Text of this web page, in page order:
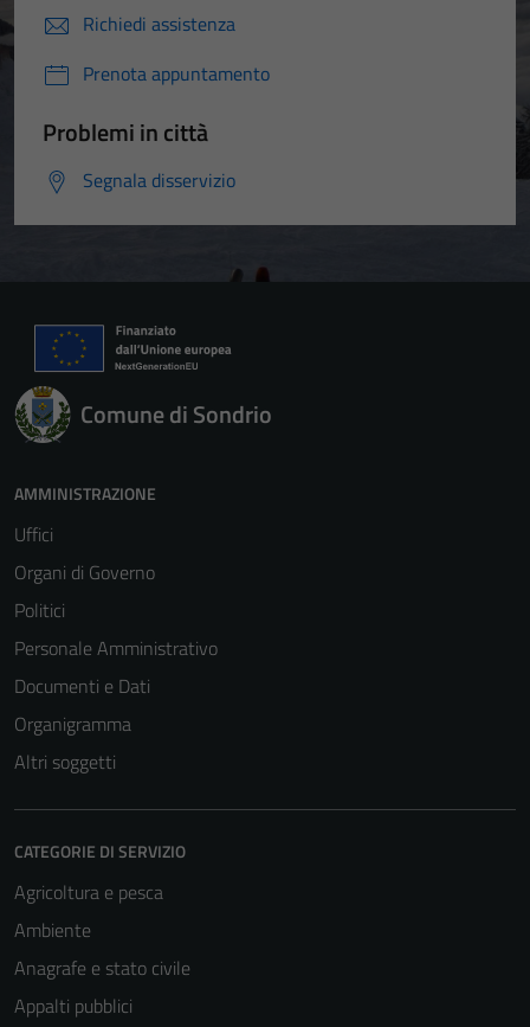
Richiedi assistenza
Prenota appuntamento
Problemi in città
Segnala disservizio
Comune di Sondrio
AMMINISTRAZIONE
Uffici
Organi di Governo
Politici
Personale Amministrativo
Documenti e Dati
Organigramma
Altri soggetti
CATEGORIE DI SERVIZIO
Agricoltura e pesca
Ambiente
Anagrafe e stato civile
Appalti pubblici